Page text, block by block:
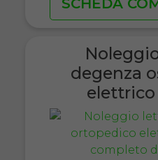
SCHEDA
degenza